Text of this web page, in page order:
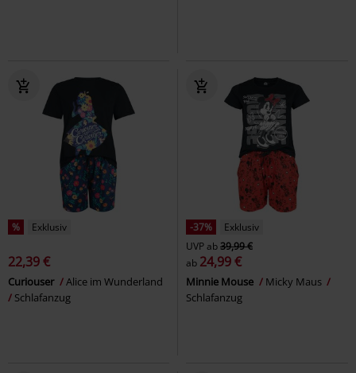
% Exklusiv
22,39 €
Curiouser
Alice im Wunderland
Schlafanzug
-37%
Exklusiv
UVPab39,99 €
ab 24,99 €
Minnie Mouse
Micky Maus
Schlafanzug